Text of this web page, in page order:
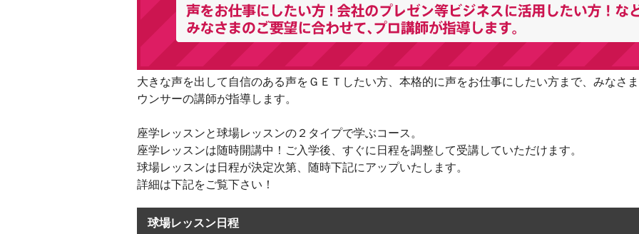
大きな声を出して自信のある声をＧＥＴしたい方、本格的に声をお仕事にしたい方まで、みなさ
ウンサーの講師が指導します。
座学レッスンと球場レッスンの２タイプで学ぶコース。
座学レッスンは随時開講中！ご入学後、すぐに日程を調整して受講していただけます。
球場レッスンは日程が決定次第、随時下記にアップいたします。
詳細は下記をご覧下さい！
球場レッスン日程